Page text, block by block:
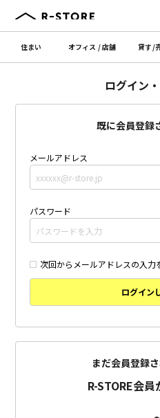
住まい オフィス /店舗 貸す/
ログイン
既に会員登録
メールアドレス
パスワード
次回からメールアドレスの入力
ログイン
まだ会員登録
R-STORE会